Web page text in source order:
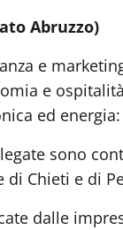
Abruzzo)
e
e
ed
sono
di Chieti e di
dalle